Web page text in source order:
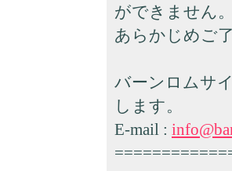
ができません
あらかじめご
バーンロムサ
します。
E-mail :